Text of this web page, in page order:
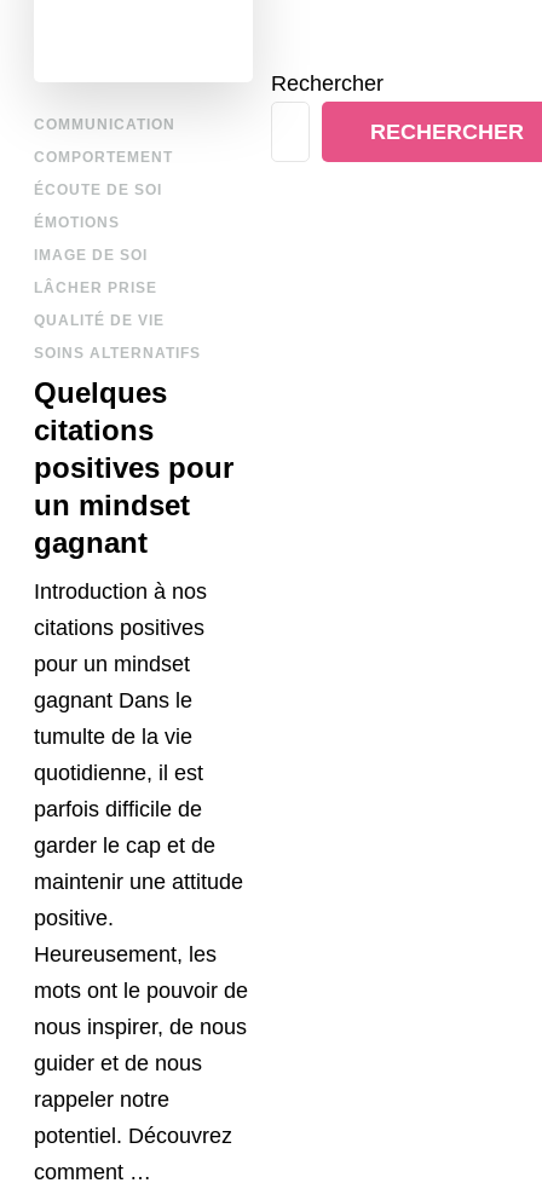
COMMUNICATION
COMPORTEMENT
ÉCOUTE DE SOI
ÉMOTIONS
IMAGE DE SOI
LÂCHER PRISE
QUALITÉ DE VIE
SOINS ALTERNATIFS
Quelques
citations
positives pour
un mindset
gagnant
Introduction à nos
citations positives
pour un mindset
gagnant Dans le
tumulte de la vie
quotidienne, il est
parfois difficile de
garder le cap et de
maintenir une attitude
positive.
Heureusement, les
mots ont le pouvoir de
nous inspirer, de nous
guider et de nous
rappeler notre
potentiel. Découvrez
comment …
Rechercher
RECHERCHER